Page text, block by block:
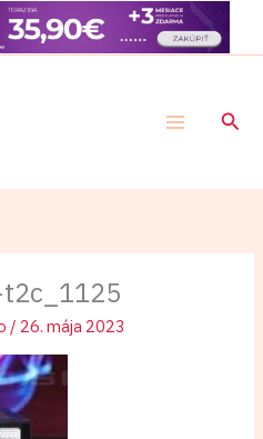
/ 26. mája 2023